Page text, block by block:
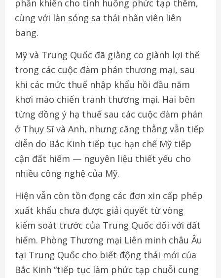
phần khiến cho tình huống phức tạp thêm,
cùng với làn sóng sa thải nhân viên liên
bang.
Mỹ và Trung Quốc đã giằng co giành lợi thế
trong các cuộc đàm phán thương mại, sau
khi các mức thuế nhập khẩu hồi đầu năm
khơi mào chiến tranh thương mại. Hai bên
từng đồng ý hạ thuế sau các cuộc đàm phán
ở Thụy Sĩ và Anh, nhưng căng thẳng vẫn tiếp
diễn do Bắc Kinh tiếp tục hạn chế Mỹ tiếp
cận đất hiếm — nguyên liệu thiết yếu cho
nhiều công nghệ của Mỹ.
Hiện vẫn còn tồn đọng các đơn xin cấp phép
xuất khẩu chưa được giải quyết từ vòng
kiểm soát trước của Trung Quốc đối với đất
hiếm. Phòng Thương mại Liên minh châu Âu
tại Trung Quốc cho biết động thái mới của
Bắc Kinh “tiếp tục làm phức tạp chuỗi cung